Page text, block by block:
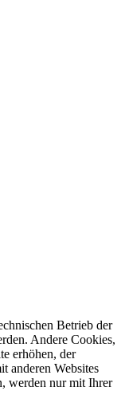
Betrieb der
Andere Cookies,
erhöhen, der
anderen Websites
werden nur mit Ihrer